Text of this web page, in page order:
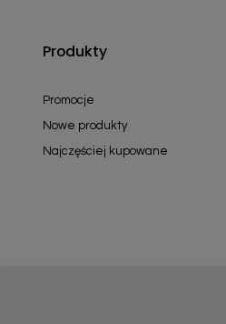
Produkty
Promocje
Nowe produkty
Najczęściej kupowane